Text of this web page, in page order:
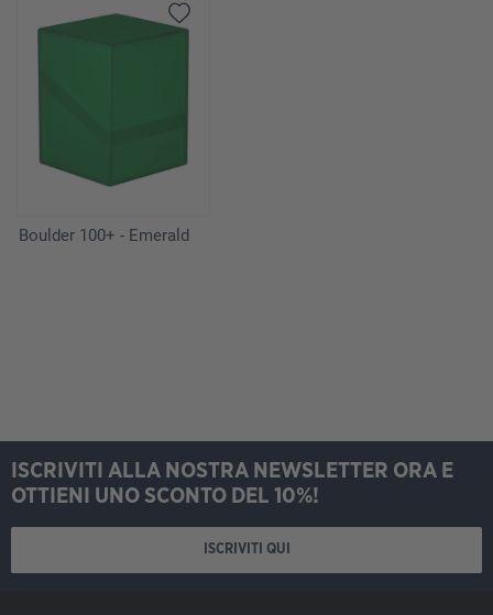
Boulder 100+ - Emerald
ISCRIVITI ALLA NOSTRA NEWSLETTER ORA E
OTTIENI UNO SCONTO DEL 10%!
ISCRIVITI QUI